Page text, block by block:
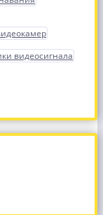
видеосигнала